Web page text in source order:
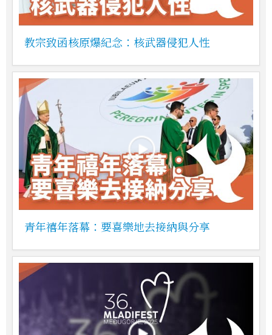
教宗致函核原爆紀念：核武器侵犯人性
青年禧年落幕：要喜樂地去接納與分享